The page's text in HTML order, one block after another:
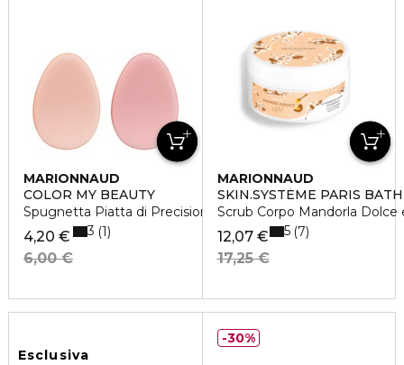
MARIONNAUD
COLOR MY BEAUTY
Spugnetta Piatta di Precisione x 2
4,20 €
6,00 €
3 1
MARIONNAUD
SKIN.SYSTÈME PARIS
Scrub Corpo Mandorla Dolce
12,07 €
17,25 €
5 7
Esclusiva
30%